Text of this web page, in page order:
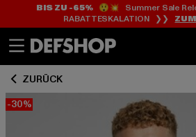
Zum
Inhalt
Zum
BIS ZU -65%😲💥 Summer Sale
RABATTESKALATION ❯❯
ZURÜCK
-30%